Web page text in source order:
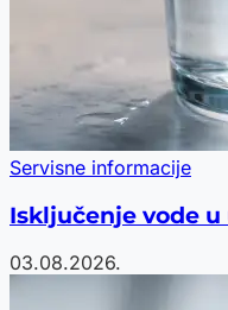
Servisne informacije
Isključenje vode
03.08.2026.